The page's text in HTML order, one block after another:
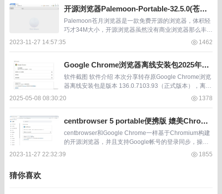
开源浏览器Palemoon-Portable-32.5.0(苍月)
绿色便携版
Palemoon苍月浏览器是一款免费开源的浏览器，体积轻
巧才34M大小，开源浏览器虽然没有商业浏览器那么丰富
的额外功能，但其轻量、纯净、无广告、隐私泄露也会少
2023-11-27 14:57:35 1462
Google Chrome浏览器离线安装包2025年5
月新版（136.0.7103.93）
软件截图 软件介绍 本次分享转存原Google Chrome浏览
器离线安装包是版本 136.0.7103.93（正式版本），离线
安装包为官方原版安装文件。由于使用人群很广， Googl
2025-05-08 08:30:20 1378
centbrowser 5 portable便携版 媲美Chrome
又有自己特点的开源浏览器
centbrowser和Google Chrome一样基于Chromium构建
的开源浏览器，并且支持Google帐号的登录同步，操作
界面与Google Chrome非常相似。 但 centbrows...
2023-11-27 22:32:39 1855
猜你喜欢